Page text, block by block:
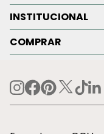
INSTITUCIONAL
COMPRAR